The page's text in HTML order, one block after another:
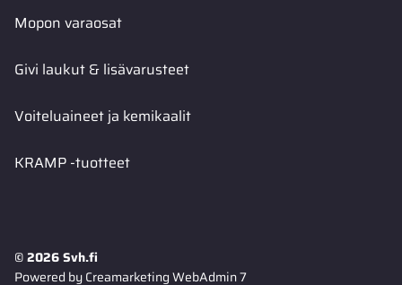
Mopon varaosat
Givi laukut & lisävarusteet
Voiteluaineet ja kemikaalit
KRAMP -tuotteet
© 2026 Svh.fi
Powered byCreamarketing WebAdmin 7